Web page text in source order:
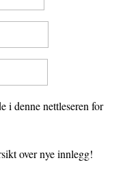
i denne nettleseren for
over nye innlegg!